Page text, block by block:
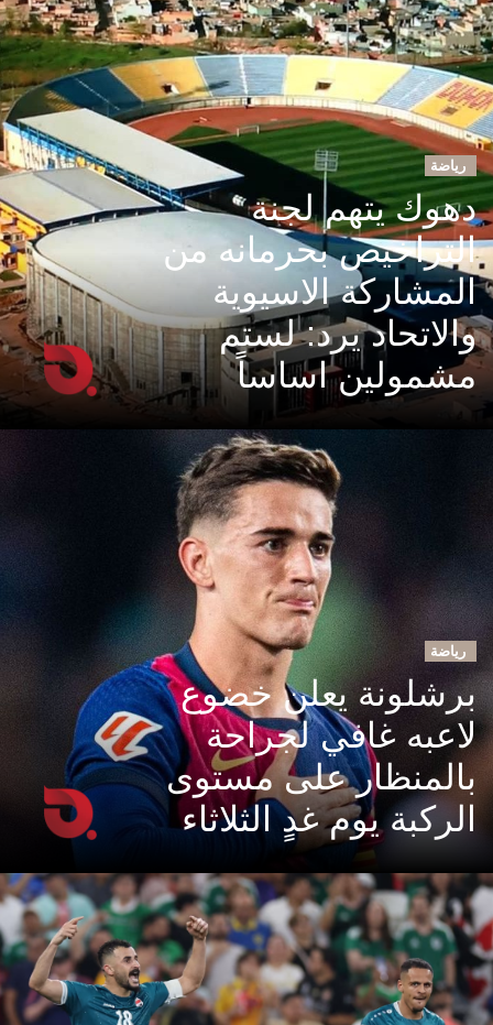
رياضة
دهوك يتهم لجنة
التراخيص بحرمانه من
المشاركة الاسيوية
والاتحاد يرد: لستم
مشمولين اساساً
رياضة
برشلونة يعلن خضوع
لاعبه غافي لجراحة
بالمنظار على مستوى
الركبة يوم غدٍ الثلاثاء